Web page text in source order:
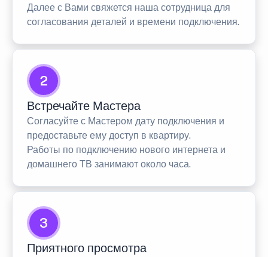
Далее с Вами свяжется наша сотрудница для
согласования деталей и времени подключения.
2
Встречайте Мастера
Согласуйте с Мастером дату подключения и
предоставьте ему доступ в квартиру.
Работы по подключению нового интернета и
домашнего ТВ занимают около часа.
3
Приятного просмотра